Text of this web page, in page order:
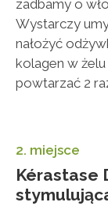
zadbamy o
Wystarczy
nałożyć
kolagen w
powtarzać 2
2. miejsce
Kérastase